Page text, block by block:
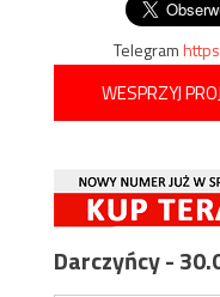
Telegram
WESPRZYJ
Darczyńcy -